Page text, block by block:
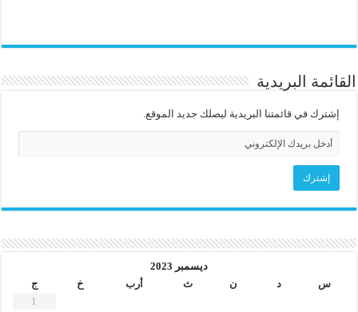
القائمة البريدية
إشترك في قائمتنا البريدية ليصلك جديد الموقع.
ديسمبر 2023
س
د ن ث أرب خ
ج
1